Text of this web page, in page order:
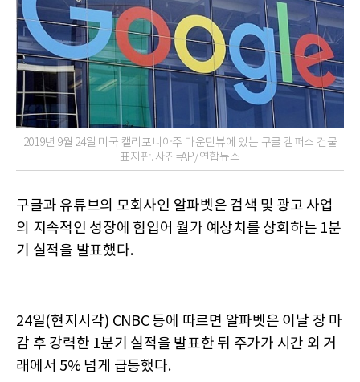
2019년 9월 24일 미국 캘리포니아주 마운틴뷰에 있는 구글 캠퍼스 건물
표지판. 사진=AP/연합뉴스
구글과 유튜브의 모회사인 알파벳은 검색 및 광고 사업
의 지속적인 성장에 힘입어 월가 예상치를 상회하는 1분
기 실적을 발표했다.
24일(현지시각) CNBC 등에 따르면 알파벳은 이날 장 마
감 후 강력한 1분기 실적을 발표한 뒤 주가가 시간 외 거
래에서 5% 넘게 급등했다.